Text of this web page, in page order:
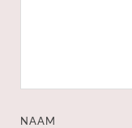
NAAM